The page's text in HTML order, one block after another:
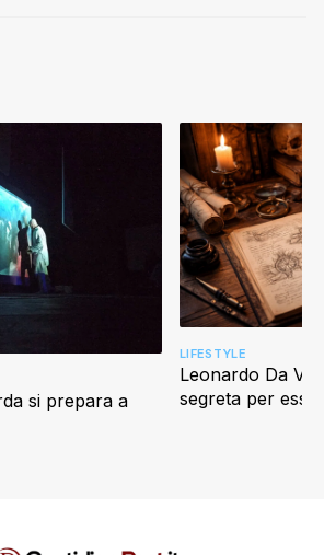
si prepara a
Leonardo Da
segreta per
LIFESTYLE